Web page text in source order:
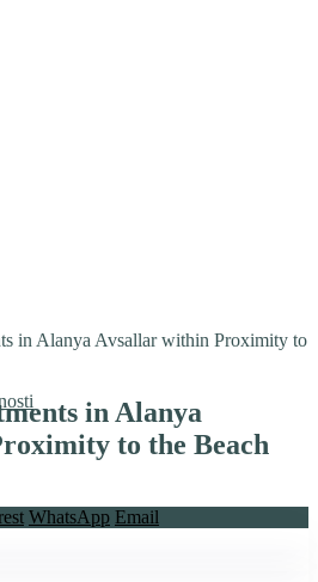
in Alanya Avsallar within Proximity to
in Alanya
to the Beach
WhatsApp Email